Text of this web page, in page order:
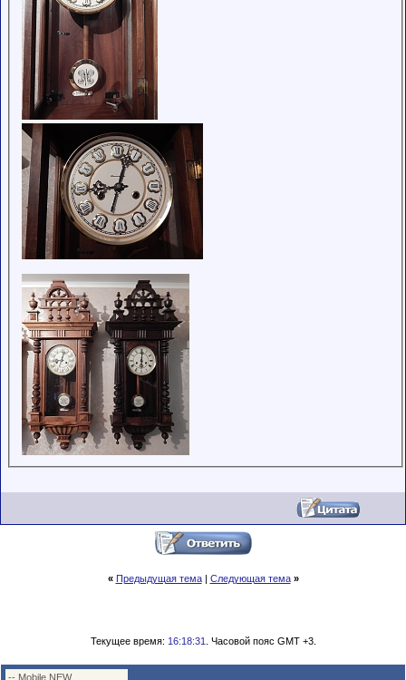
« Предыдущая тема| Следующая тема »
Текущее время: 16:18:31 . Часовой пояс GMT +3.